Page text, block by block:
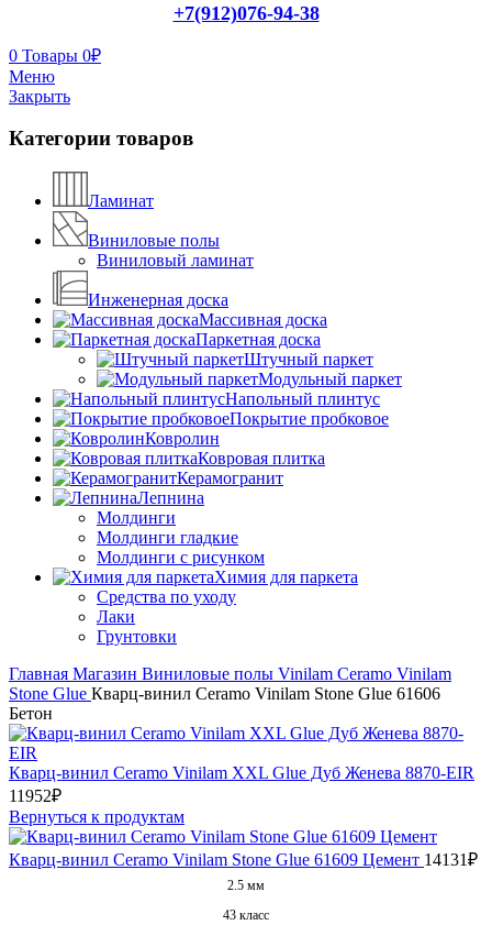
+7(912)076-94-38
0 Товары 0₽
Меню
Закрыть
Категории товаров
Ламинат
Виниловые полы
Виниловый ламинат
Инженерная доска
Массивная доска
Паркетная доска
Штучный паркет
Модульный паркет
Напольный плинтус
Покрытие пробковое
Ковролин
Ковровая плитка
Керамогранит
Лепнина
Молдинги
Молдинги гладкие
Молдинги с рисунком
Химия для паркета
Средства по уходу
Лаки
Грунтовки
Главная Магазин Виниловые полы Vinilam Ceramo Vinilam
Stone Glue Кварц-винил Ceramo Vinilam Stone Glue 61606
Бетон
Кварц-винил Ceramo Vinilam XXL Glue Дуб Женева 8870-EIR
11952₽
Вернуться к продуктам
Кварц-винил Ceramo Vinilam Stone Glue 61609 Цемент 14131₽
2.5 мм
43 класс